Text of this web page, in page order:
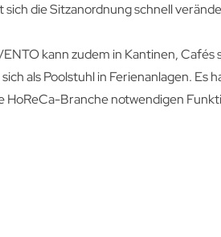
die Sitzanordnung schnell
kann zudem in Kantinen,
als Poolstuhl in Ferienanlagen.
HoReCa-Branche notwendigen